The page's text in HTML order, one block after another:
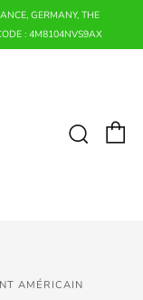
GERMANY, THE
: 4M8104NVS9AX
AMÉRICAIN